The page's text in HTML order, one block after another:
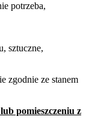
potrzeba,
sztuczne,
zgodnie ze stanem
pomieszczeniu z